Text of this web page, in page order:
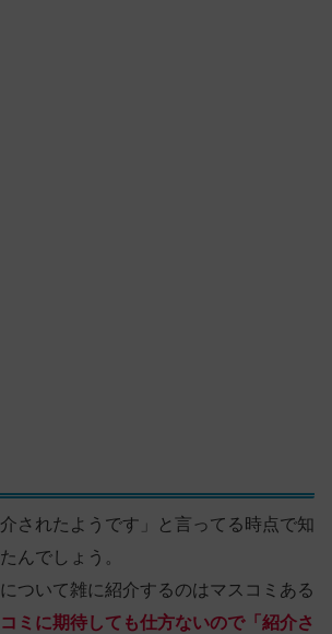
されたようです」と言ってる時点で知
んでしょう。
ついて雑に紹介するのはマスコミある
ミに期待しても仕方ないので「紹介さ